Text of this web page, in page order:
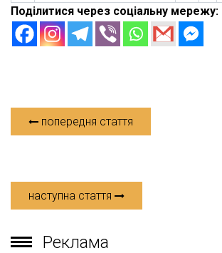
Поділитися через соціальну мережу:
попередня стаття
наступна стаття
Реклама